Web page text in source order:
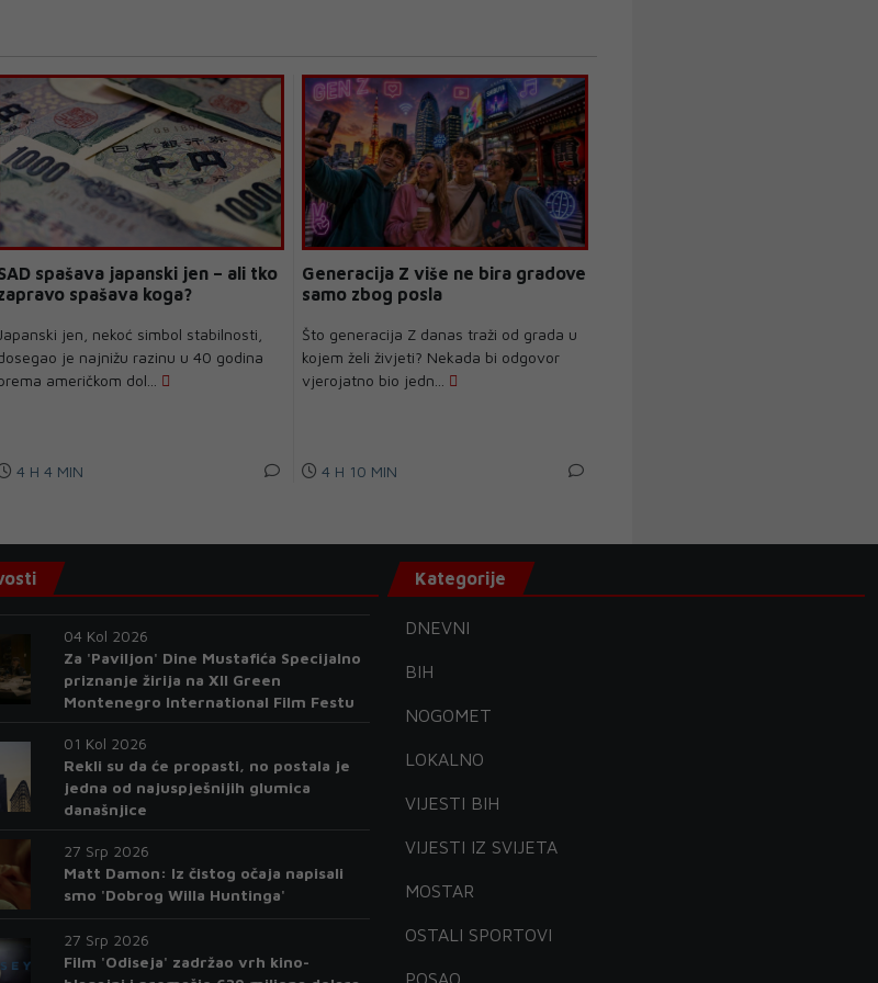
spašava japanski jen – ali tko
spašava koga?
Japanski jen, nekoć simbol stabilnosti,
je najnižu razinu u 40 godina
američkom dol...
4 H 4 MIN
Generacija Z više ne bira gradove
samo zbog posla
Što generacija Z danas traži od grada u
kojem želi živjeti? Nekada bi odgovor
vjerojatno bio jedn...
4 H 10 MIN
04 Kol 2026
Za 'Paviljon' Dine Mustafića Specijalno
priznanje žirija na XII Green
Montenegro International Film Festu
01 Kol 2026
Rekli su da će propasti, no postala je
jedna od najuspješnijih glumica
današnjice
27 Srp 2026
Matt Damon: Iz čistog očaja napisali
smo 'Dobrog Willa Huntinga'
27 Srp 2026
Film 'Odiseja' zadržao vrh kino-
Kategorije
DNEVNI
BIH
NOGOMET
LOKALNO
VIJESTI BIH
VIJESTI IZ SVIJETA
MOSTAR
OSTALI SPORTOVI
POSAO